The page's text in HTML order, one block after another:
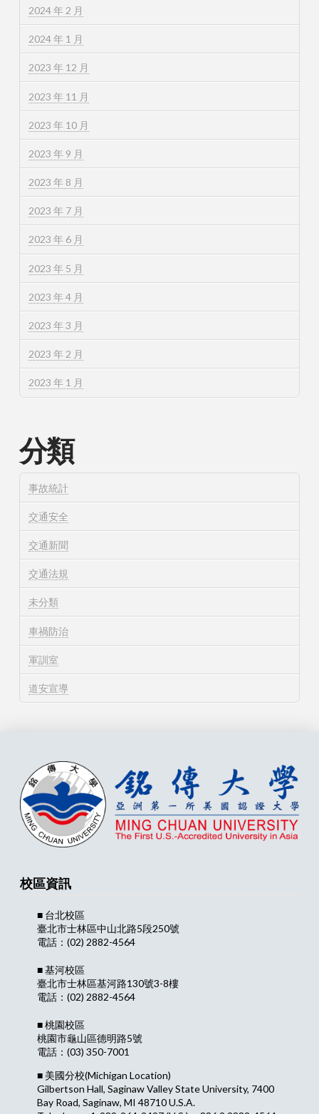
2024 年 2 月
2024 年 1 月
2023 年 12 月
2023 年 11 月
2023 年 10 月
2023 年 9 月
2023 年 8 月
2023 年 7 月
2023 年 6 月
2023 年 5 月
2023 年 4 月
2023 年 3 月
2023 年 2 月
2023 年 1 月
分類
事故統計
交通安全
交通新聞
交通法規
未分類
車禍防治
軍訓室
道安宣導
校區資訊
■ 台北校區
臺北市士林區中山北路5段250號
電話：(02) 2882-4564
■ 基河校區
臺北市士林區基河路130號3-8樓
電話：(02) 2882-4564
■ 桃園校區
桃園市龜山區德明路5號
電話：(03) 350-7001
■ 美國分校(Michigan Location)
Gilbertson Hall, Saginaw Valley State University, 7400
Bay Road, Saginaw, MI 48710 U.S.A.